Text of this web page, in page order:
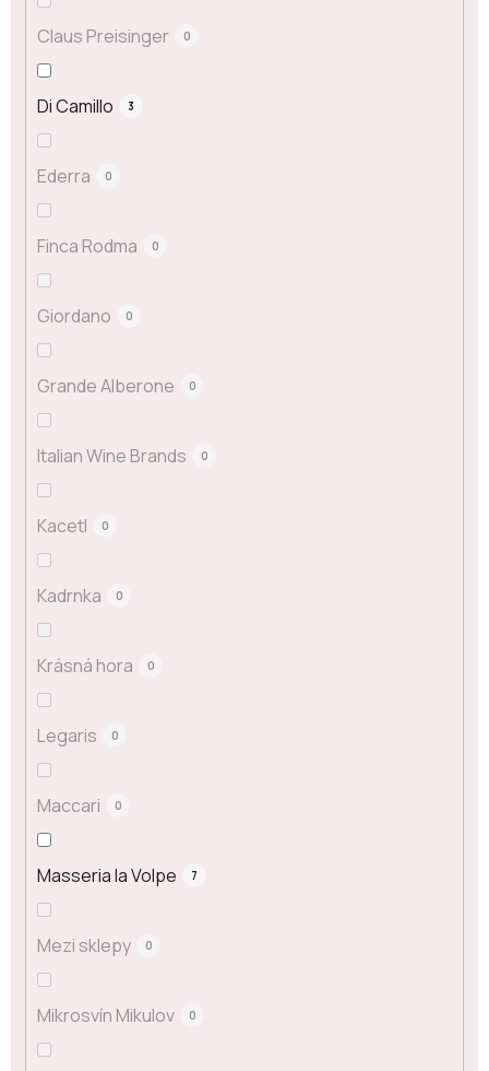
Claus Preisinger 0
Di Camillo 3
Ederra 0
Finca Rodma 0
Giordano 0
Grande Alberone 0
Italian Wine Brands 0
Kacetl 0
Kadrnka 0
Krásná hora 0
Legaris 0
Maccari 0
Masseria la Volpe 7
Mezi sklepy 0
Mikrosvín Mikulov 0